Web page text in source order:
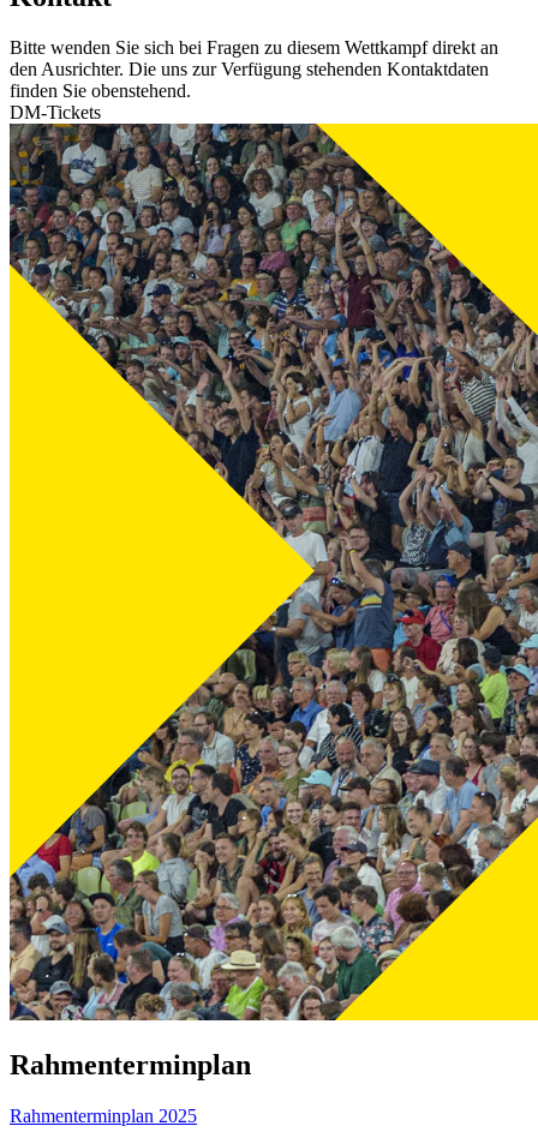
Bitte wenden Sie sich bei Fragen zu diesem Wettkampf direkt an
den Ausrichter. Die uns zur Verfügung stehenden Kontaktdaten
finden Sie obenstehend.
DM-Tickets
Rahmenterminplan
Rahmenterminplan 2025